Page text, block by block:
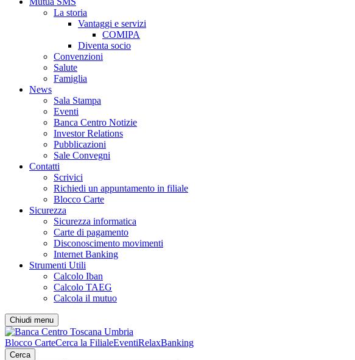
La storia
Vantaggi e servizi
COMIPA
Diventa socio
Convenzioni
Salute
Famiglia
News
Sala Stampa
Eventi
Banca Centro Notizie
Investor Relations
Pubblicazioni
Sale Convegni
Contatti
Scrivici
Richiedi un appuntamento in filiale
Blocco Carte
Sicurezza
Sicurezza informatica
Carte di pagamento
Disconoscimento movimenti
Internet Banking
Strumenti Utili
Calcolo Iban
Calcolo TAEG
Calcola il mutuo
Chiudi menu
Blocco CarteCerca la FilialeEventiRelaxBanking
Cerca